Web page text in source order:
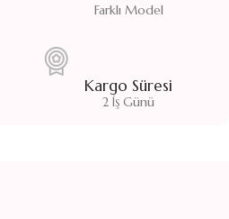
Farklı Model
Kargo Süresi
2 İş Günü